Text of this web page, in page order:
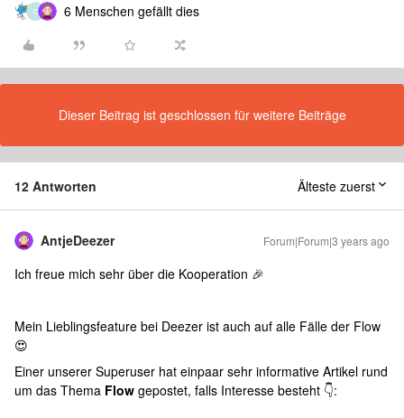
D 6 Menschen gefällt dies
Dieser Beitrag ist geschlossen für weitere Beiträge
12 Antworten Älteste zuerst
AntjeDeezer Forum|Forum|3 years ago
Ich freue mich sehr über die Kooperation 🎉
Mein Lieblingsfeature bei Deezer ist auch auf alle Fälle der Flow
😍
Einer unserer Superuser hat einpaar sehr informative Artikel rund
um das Thema Flow gepostet, falls Interesse besteht 👇: